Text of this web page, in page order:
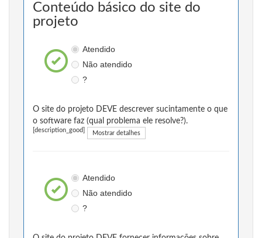
Conteúdo básico do site do
projeto
Atendido
Não atendido
?
O site do projeto DEVE descrever sucintamente o que
o software faz (qual problema ele resolve?).
[description_good] Mostrar detalhes
Atendido
Não atendido
?